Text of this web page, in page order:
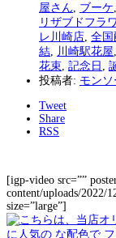
屋さん
ブーケ
リザブドフラ
レ川崎店 全国
結
川崎駅花屋
花束 記念日
投稿者: モン
Tweet
Share
RSS
[igp-video src=””
content/uploads/2022/
size=”large”]